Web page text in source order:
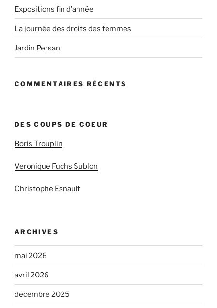
Expositions fin d’année
La journée des droits des femmes
Jardin Persan
COMMENTAIRES RÉCENTS
DES COUPS DE COEUR
Boris Trouplin
Veronique Fuchs Sublon
Christophe Esnault
ARCHIVES
mai 2026
avril 2026
décembre 2025